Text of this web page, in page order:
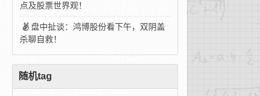
点及股票世界观！
盘中扯谈：鸿博股份看下午，双阴盖
杀聊自救！
随机tag